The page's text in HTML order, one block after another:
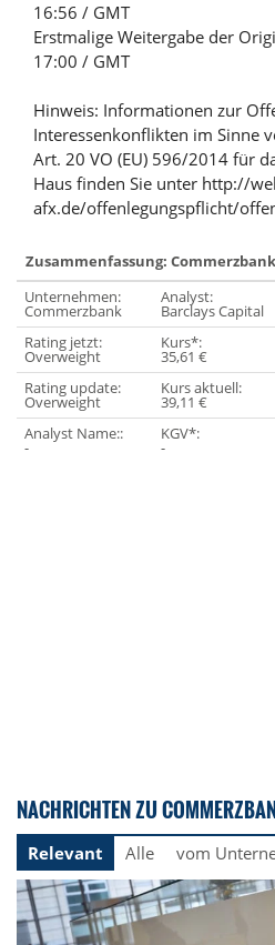
16:56 / GMT
Erstmalige Weitergabe der
17:00 / GMT
Hinweis: Informationen zur
Interessenkonflikten im Sinne
Art. 20 VO (EU) 596/2014 für
Haus finden Sie unter http://
afx.de/offenlegungspflicht/
Zusammenfassung:
Unternehmen:
Commerzbank
Analyst:
Barclays Capital
Rating jetzt:
Overweight
Kurs*:
35,61 €
Rating update:
Overweight
Kurs aktuell:
39,11 €
Analyst Name::
-
KGV*:
-
NACHRICHTEN ZU
Relevant Alle vom